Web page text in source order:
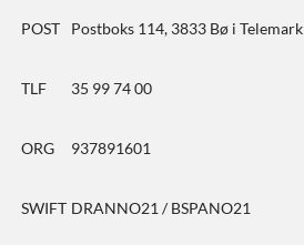
POST Postboks 114, 3833 Bø i Telemark
TLF 35 99 74 00
ORG 937891601
SWIFT DRANNO21 / BSPANO21